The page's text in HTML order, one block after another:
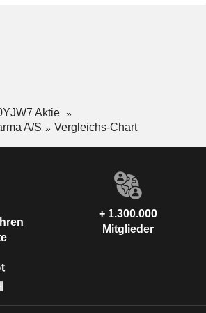
Aktie
A/S
Vergleichs-Chart
+ 1.300.000
Mitglieder